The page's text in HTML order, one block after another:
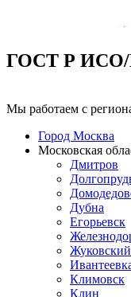
ГОСТ Р ИСО/
Мы работаем с
Город Москва
Московская
Дмитров
Дубна
Егорьевск
Жуковский
Климовск
Клин